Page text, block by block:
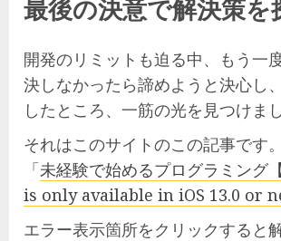
最後の決意で解決策を
開発のリミットも迫る中、もう一
決しなかったら諦めようと決心し
したところ、一筋の光を見つけまし
それはこのサイトのこの記事です。
「未経験で始めるプログラミング
is only available in iOS 13.0 or
エラー表示箇所をクリックすると